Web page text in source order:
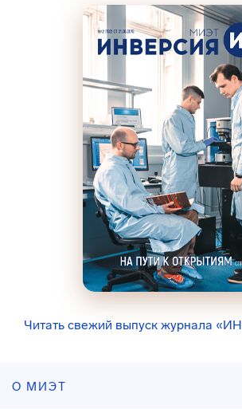
Читать свежий выпуск журнала
О МИЭТ